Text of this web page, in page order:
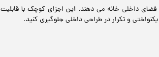
فضای داخلی خانه می دهند. این اجزای کوچک با قابلیت
و تکرار در طراحی داخلی جلوگیری کنید.